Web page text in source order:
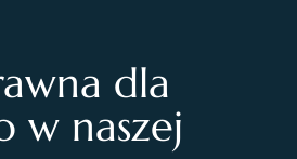
dla
w naszej